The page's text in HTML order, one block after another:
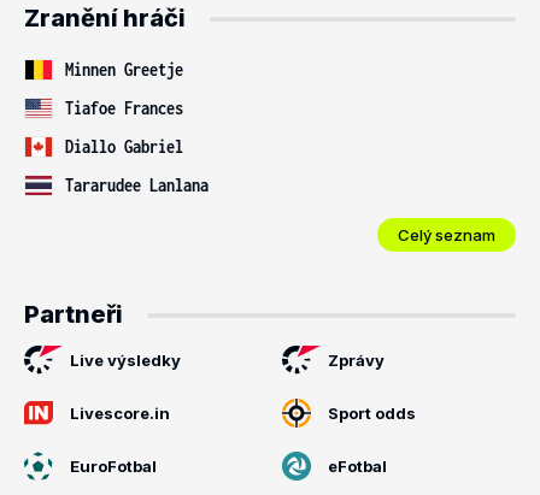
Zranění hráči
Minnen Greetje
Tiafoe Frances
Diallo Gabriel
Tararudee Lanlana
Celý seznam
Partneři
Live výsledky Zprávy
Livescore.in Sport odds
EuroFotbal eFotbal